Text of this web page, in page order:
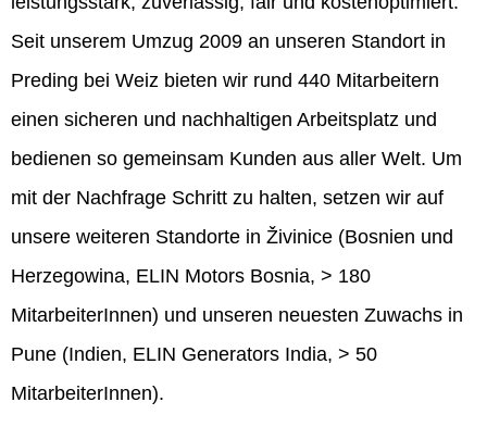
Seit unserem Umzug 2009 an unseren Standort in
Preding bei Weiz bieten wir rund 440 Mitarbeitern
einen sicheren und nachhaltigen Arbeitsplatz und
bedienen so gemeinsam Kunden aus aller Welt. Um
mit der Nachfrage Schritt zu halten, setzen wir auf
unsere weiteren Standorte in Živinice (Bosnien und
Herzegowina, ELIN Motors Bosnia, > 180
MitarbeiterInnen) und unseren neuesten Zuwachs in
Pune (Indien, ELIN Generators India, > 50
MitarbeiterInnen).